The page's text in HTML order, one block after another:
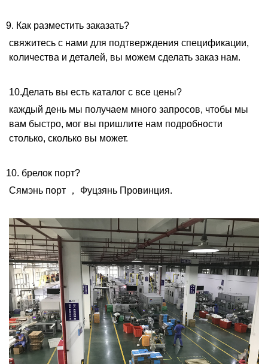
9. Как разместить заказать?
свяжитесь с нами для подтверждения спецификации,
количества и деталей, вы можем сделать заказ нам.
10.Делать вы есть каталог с все цены?
каждый день мы получаем много запросов, чтобы мы
вам быстро, мог вы пришлите нам подробности
столько, сколько вы может.
10. брелок порт?
Сямэнь порт ， Фуцзянь Провинция.